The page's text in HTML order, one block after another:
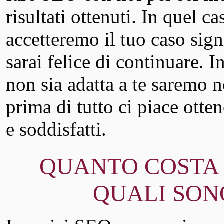
risultati ottenuti. In quel
accetteremo il tuo caso
sarai felice di continuare.
non sia adatta a te saremo
prima di tutto ci piace
e soddisfatti.
QUANTO
QUALI